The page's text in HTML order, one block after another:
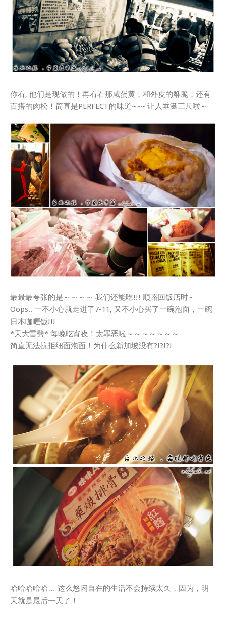
你看, 他们是现做的！再看看那咸蛋黄，和外皮的酥脆，还有
百搭的肉松！简直是PERFECT的味道~~~ 让人垂涎三尺啦～
最最最夸张的是～～～～ 我们还能吃!!! 顺路回饭店时~
Oops.. 一不小心就走进了7-11, 又不小心买了一碗泡面，一碗
日本咖喱饭!!!
*天大雷劈* 每晚吃宵夜！太罪恶啦～～～～～～～
简直无法抗拒细面泡面！为什么新加坡没有?!?!?!
哈哈哈哈哈… 这么悠闲自在的生活不会持续太久，因为，明
天就是最后一天了！